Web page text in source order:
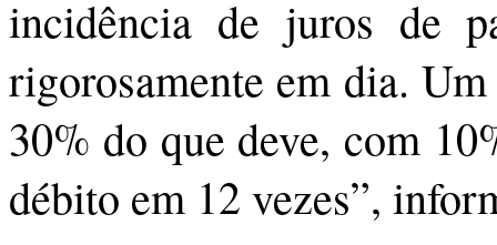
incidência de juros de
rigorosamente em dia.
30% do que deve, com
débito em 12 vezes”,